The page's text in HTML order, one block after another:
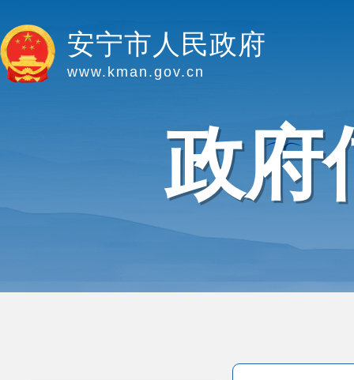
安宁市人民政府
www.kman.gov.cn
政府